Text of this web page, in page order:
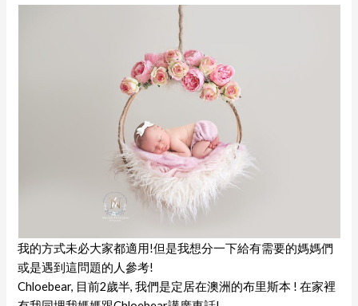
我的方式未必大家都適用!但是我想分一下給有需要的媽媽們
或是遇到這問題的人參考!
Chloebear, 目前2歲半, 我們是定居在澳洲的布里斯本 ! 在家裡